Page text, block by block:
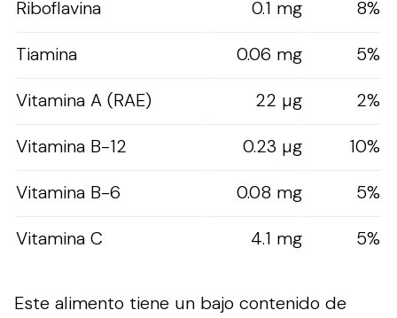
Riboflavina
0.1 mg
8%
Tiamina
0.06 mg
5%
Vitamina A (RAE)
22 µg
2%
Vitamina B-12
0.23 µg
10%
Vitamina B-6
0.08 mg
5%
Vitamina C
4.1 mg 5%
Este alimento tiene un bajo contenido de